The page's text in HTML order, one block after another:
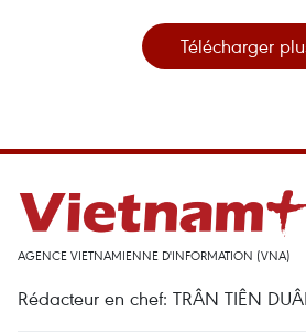
Télécharger
AGENCE VIETNAMIENNE D'INFORMATION (VNA)
Rédacteur en chef: TRÂN TIÊN